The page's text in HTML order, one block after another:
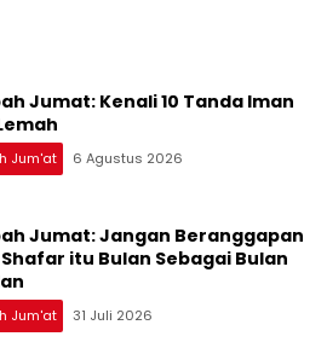
Jumat: Kenali 10 Tanda Iman
Jum'at 6 Agustus 2026
Jumat: Jangan Beranggapan
itu Bulan Sebagai Bulan
Jum'at 31 Juli 2026